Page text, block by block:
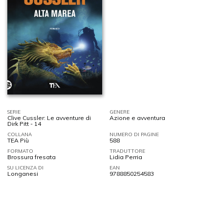
SERIE
Clive Cussler: Le avventure di
Dirk Pitt - 14
GENERE
Azione e avventura
COLLANA
TEA Più
NUMERO DI PAGINE
588
FORMATO
Brossura fresata
TRADUTTORE
Lidia Perria
SU LICENZA DI
Longanesi
EAN
9788850254583